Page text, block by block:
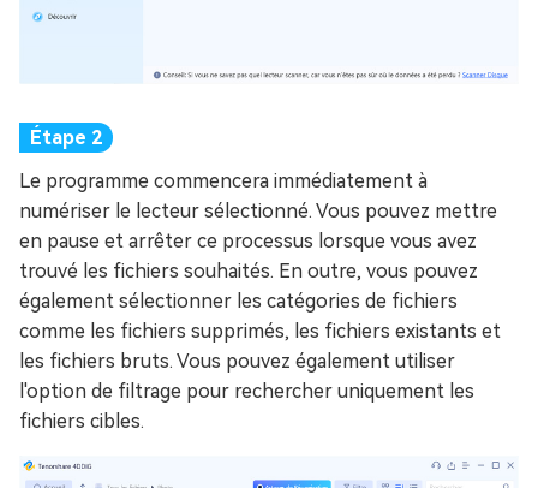
Le programme commencera immédiatement à
numériser le lecteur sélectionné. Vous pouvez mettre
en pause et arrêter ce processus lorsque vous avez
trouvé les fichiers souhaités. En outre, vous pouvez
également sélectionner les catégories de fichiers
comme les fichiers supprimés, les fichiers existants et
les fichiers bruts. Vous pouvez également utiliser
l'option de filtrage pour rechercher uniquement les
fichiers cibles.